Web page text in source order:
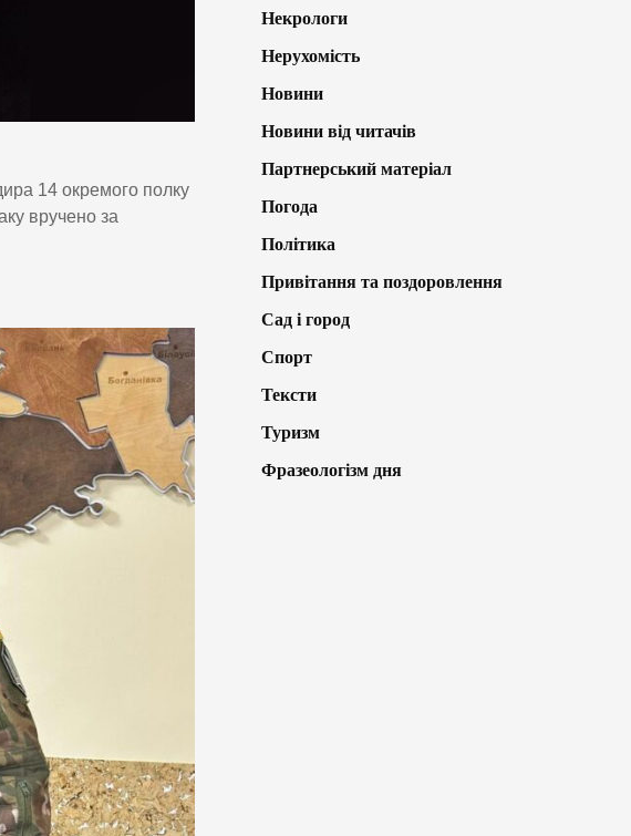
14 окремого полку
вручено за
Некрологи
Нерухомість
Новини
Новини від читачів
Партнерський матеріал
Погода
Політика
Привітання та поздоровлення
Сад і город
Спорт
Тексти
Туризм
Фразеологізм дня